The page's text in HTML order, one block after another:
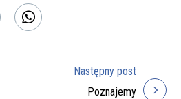
Następny post
Poznajemy